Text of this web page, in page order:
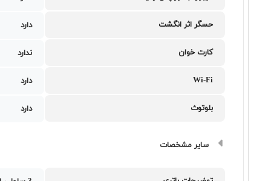
حسگر اثر انگشت دارد
کارت خوان ندارد
Wi-Fi دارد
بلوتوث دارد
سایر مشخصات